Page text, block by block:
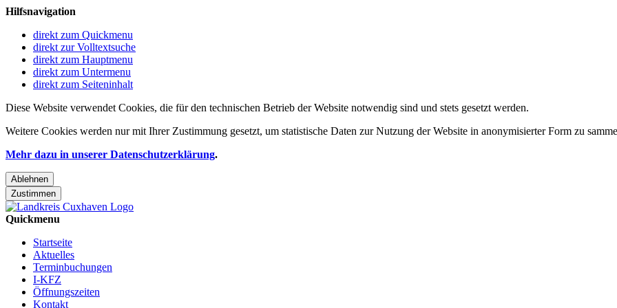
Hilfsnavigation
direkt zum Quickmenu
direkt zur Volltextsuche
direkt zum Hauptmenu
direkt zum Untermenu
direkt zum Seiteninhalt
Diese Website verwendet Cookies, die für den technischen Betrieb der Website notwendig sind und stets gesetzt werden.
Weitere Cookies werden nur mit Ihrer Zustimmung gesetzt, um statistische Daten zur Nutzung der Website in anonymisierter Form zu
Mehr dazu in unserer Datenschutzerklärung.
Ablehnen
Zustimmen
Quickmenu
Startseite
Aktuelles
Terminbuchungen
I-KFZ
Öffnungszeiten
Kontakt